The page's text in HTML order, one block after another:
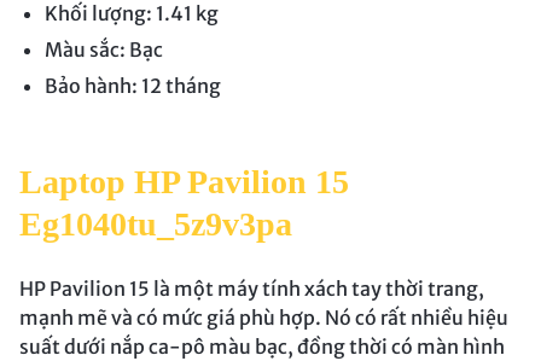
Khối lượng: 1.41 kg
Màu sắc: Bạc
Bảo hành: 12 tháng
Laptop HP Pavilion 15
Eg1040tu_5z9v3pa
HP Pavilion 15 là một máy tính xách tay thời trang,
mạnh mẽ và có mức giá phù hợp. Nó có rất nhiều hiệu
suất dưới nắp ca-pô màu bạc, đồng thời có màn hình